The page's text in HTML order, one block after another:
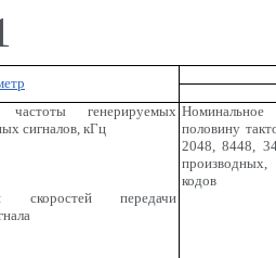
частоты генерируемых
сигналов, кГц
половину
2048, 8448,
производных,
кодов
скоростей передачи